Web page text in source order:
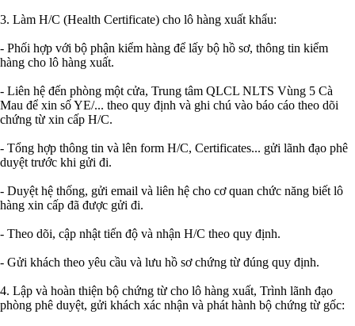
3. Làm H/C (Health Certificate) cho lô hàng xuất khẩu:
- Phối hợp với bộ phận kiểm hàng để lấy bộ hồ sơ, thông tin kiểm
hàng cho lô hàng xuất.
- Liên hệ đến phòng một cửa, Trung tâm QLCL NLTS Vùng 5 Cà
Mau để xin số YE/... theo quy định và ghi chú vào báo cáo theo dõi
chứng từ xin cấp H/C.
- Tổng hợp thông tin và lên form H/C, Certificates... gửi lãnh đạo phê
duyệt trước khi gửi đi.
- Duyệt hệ thống, gửi email và liên hệ cho cơ quan chức năng biết lô
hàng xin cấp đã được gửi đi.
- Theo dõi, cập nhật tiến độ và nhận H/C theo quy định.
- Gửi khách theo yêu cầu và lưu hồ sơ chứng từ đúng quy định.
4. Lập và hoàn thiện bộ chứng từ cho lô hàng xuất, Trình lãnh đạo
phòng phê duyệt, gửi khách xác nhận và phát hành bộ chứng từ gốc: